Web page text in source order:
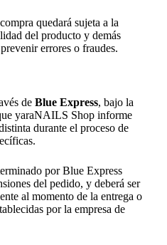
quedará sujeta a la
del producto y demás
errores o fraudes.
de Blue Express, bajo la
yaraNAILS Shop informe
durante el proceso de
por Blue Express
del pedido, y deberá ser
al momento de la entrega o
por la empresa de